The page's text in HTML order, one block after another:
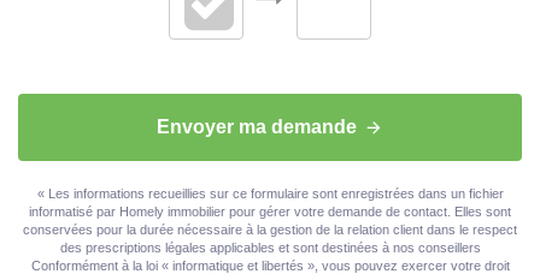
Envoyer ma demande
« Les informations recueillies sur ce formulaire sont enregistrées dans un fichier
informatisé par Homely immobilier pour gérer votre demande de contact. Elles sont
conservées pour la durée nécessaire à la gestion de la relation client dans le respect
des prescriptions légales applicables et sont destinées à nos conseillers
Conformément à la loi « informatique et libertés », vous pouvez exercer votre droit